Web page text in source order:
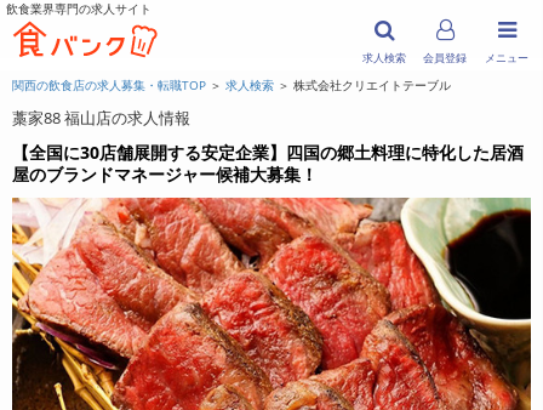
飲食業界専門の求人サイト
メニュー
求人検索 会員登録
関西の飲食店の求人募集・転職TOP ＞ 求人検索 ＞ 株式会社クリエイトテーブル
藁家88 福山店の求人情報
【全国に30店舗展開する安定企業】四国の郷土料理に特化した居酒
屋のブランドマネージャー候補大募集！